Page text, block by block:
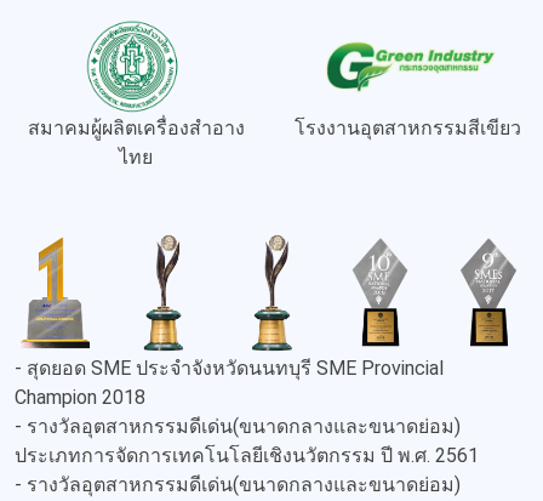
สมาคมผู้ผลิตเครื่องสำอาง
ไทย
โรงงานอุตสาหกรรมสีเขียว
- สุดยอด SME ประจำจังหวัดนนทบุรี SME Provincial
Champion 2018
- รางวัลอุตสาหกรรมดีเด่น(ขนาดกลางและขนาดย่อม)
ประเภทการจัดการเทคโนโลยีเชิงนวัตกรรม ปี พ.ศ. 2561
- รางวัลอุตสาหกรรมดีเด่น(ขนาดกลางและขนาดย่อม)